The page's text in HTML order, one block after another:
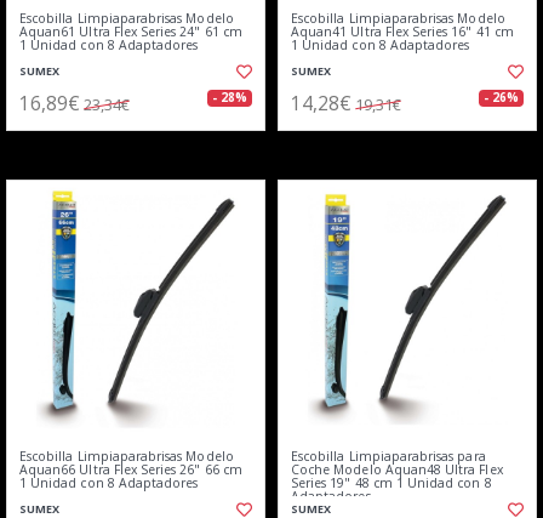
Escobilla Limpiaparabrisas Modelo
Aquan61 Ultra Flex Series 24" 61 cm
1 Unidad con 8 Adaptadores
SUMEX
16,89€ 23,34€ - 28%
Escobilla Limpiaparabrisas Modelo
Aquan41 Ultra Flex Series 16" 41 cm
1 Unidad con 8 Adaptadores
SUMEX
14,28€ 19,31€ - 26%
Escobilla Limpiaparabrisas Modelo
Aquan66 Ultra Flex Series 26" 66 cm
1 Unidad con 8 Adaptadores
SUMEX
Escobilla Limpiaparabrisas para
Coche Modelo Aquan48 Ultra Flex
Series 19" 48 cm 1 Unidad con 8
Adaptadores
SUMEX